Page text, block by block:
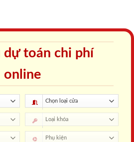
dự toán chi phí
online